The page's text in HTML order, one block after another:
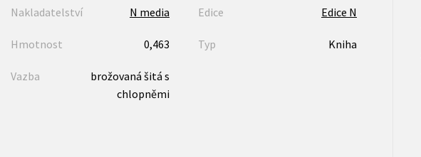
Nakladatelství N media Edice Edice N
Hmotnost 0,463 Typ Kniha
Vazba
brožovaná šitá s
chlopněmi